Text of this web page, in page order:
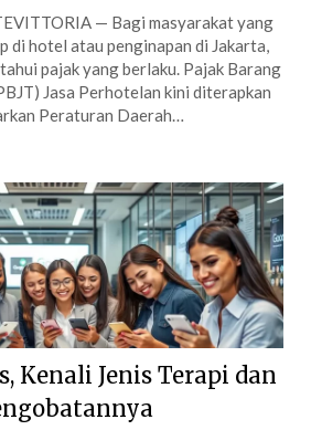
— Bagi masyarakat yang
di hotel atau penginapan di Jakarta,
pajak yang berlaku. Pajak Barang
Jasa Perhotelan kini diterapkan
Peraturan Daerah…
Kenali Jenis Terapi dan